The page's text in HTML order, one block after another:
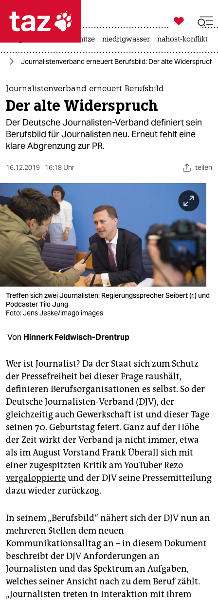
 taz zahl ich
taz zahl ich
themen
politik
öko
gesellschaft
sport
berlin
nord
wahrheit
verlag
verlag
shop
fragen & hilfe
unterstützen
abo
genossenschaft
epaper login

taz zahl ich
hitze niedrigwasser nahost-konflikt
Journalistenverband erneuert Berufsbild: Der alte Widerspruch
Journalistenverband erneuert Berufsbild
Der alte Widerspruch
Der Deutsche Journalisten-Verband definiert sein
Berufsbild für Journalisten neu. Erneut fehlt eine
klare Abgrenzung zur PR.
16.12.2019 16:18 Uhr teilen
Treffen sich zwei Journalisten: Regierungssprecher Seibert (r.) und
Podcaster Tilo Jung
Foto: Jens Jeske/imago images
Von Hinnerk Feldwisch-Drentrup
Wer ist Journalist? Da der Staat sich zum Schutz
der Pressefreiheit bei dieser Frage raushält,
definieren Berufsorganisationen es selbst. So der
Deutsche Journalisten-Verband (DJV), der
gleichzeitig auch Gewerkschaft ist und dieser Tage
seinen 70. Geburtstag feiert. Ganz auf der Höhe
der Zeit wirkt der Verband ja nicht immer, etwa
als im August Vorstand Frank Überall sich mit
einer zugespitzten Kritik am YouTuber Rezo
vergaloppierteund der DJV seine Pressemitteilung
dazu wieder zurückzog.
In seinem „Berufsbild“ nähert sich der DJV nun an
mehreren Stellen dem neuen
Kommunikationsalltag an – in diesem Dokument
beschreibt der DJV Anforderungen an
Journalisten und das Spektrum an Aufgaben,
welches seiner Ansicht nach zu dem Beruf zählt.
„Journalisten treten in Interaktion mit ihrem